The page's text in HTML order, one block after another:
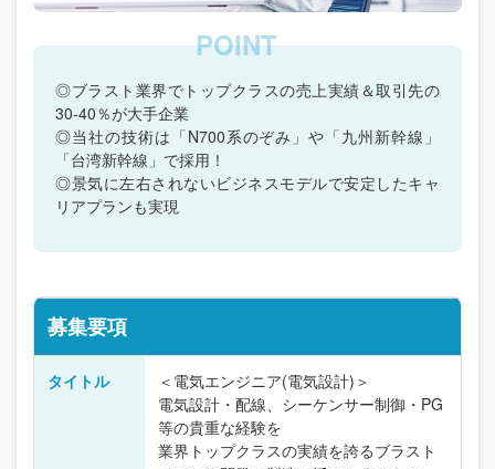
◎ブラスト業界でトップクラスの売上実績＆取引先の
30-40％が大手企業
◎当社の技術は「N700系のぞみ」や「九州新幹線」
「台湾新幹線」で採用！
◎景気に左右されないビジネスモデルで安定したキャ
リアプランも実現
募集要項
タイトル
＜電気エンジニア(電気設計)＞
電気設計・配線、シーケンサー制御・PG
等の貴重な経験を
業界トップクラスの実績を誇るブラスト